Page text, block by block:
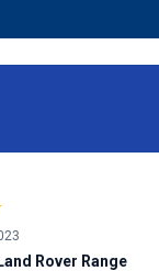
Rover Range